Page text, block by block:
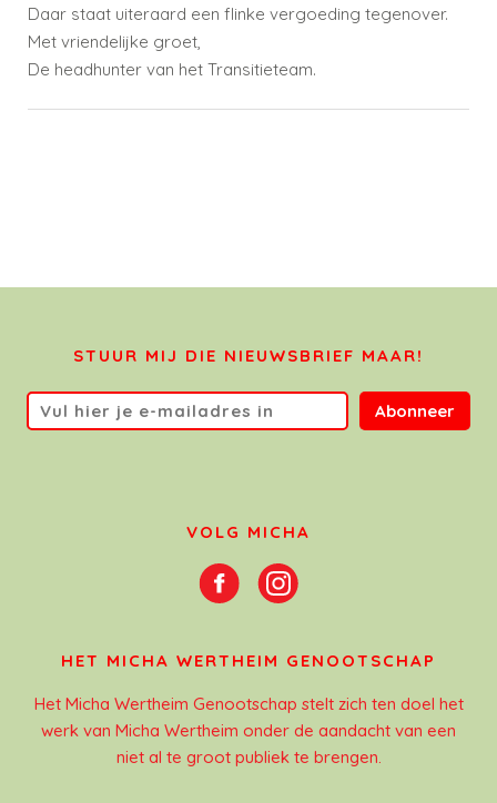
Daar staat uiteraard een flinke vergoeding tegenover.
Met vriendelijke groet,
De headhunter van het Transitieteam.
STUUR MIJ DIE NIEUWSBRIEF MAAR!
Abonneer
VOLG MICHA
HET MICHA WERTHEIM GENOOTSCHAP
Het Micha Wertheim Genootschap stelt zich ten doel het
werk van Micha Wertheim onder de aandacht van een
niet al te groot publiek te brengen.